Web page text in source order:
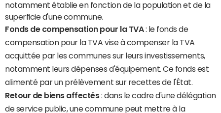
notamment établie en fonction de la population et de la
superficie d'une commune.
Fonds de compensation pour la TVA: le fonds de
compensation pour la TVA vise à compenser la TVA
acquittée par les communes sur leurs investissements,
notamment leurs dépenses d'équipement. Ce fonds est
alimenté par un prélèvement sur recettes de l'État.
Retour de biens affectés: dans le cadre d'une délégation
de service public, une commune peut mettre à la